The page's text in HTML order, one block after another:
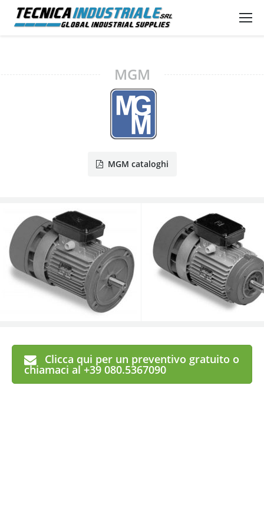
MGM
MGM cataloghi
Clicca qui per un preventivo gratuito o
chiamaci al +39 080.5367090